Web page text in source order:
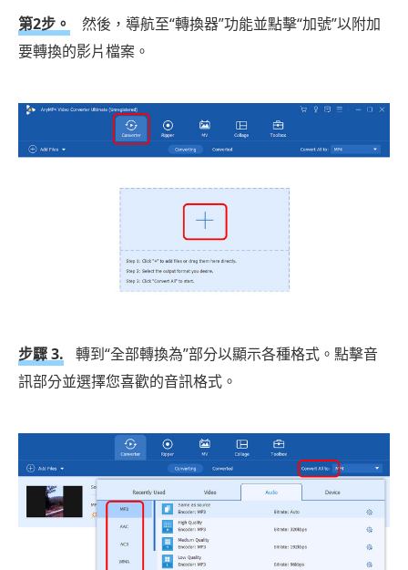
第2步。
然後，導航至“轉換器”功能並點擊“加號”以附加
要轉換的影片檔案。
步驟 3.
轉到“全部轉換為”部分以顯示各種格式。點擊音
訊部分並選擇您喜歡的音訊格式。